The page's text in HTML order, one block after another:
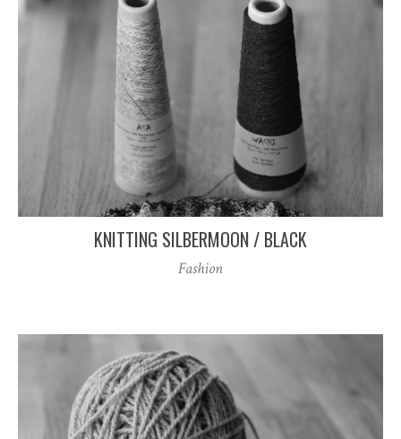
KNITTING SILBERMOON / BLACK
Fashion